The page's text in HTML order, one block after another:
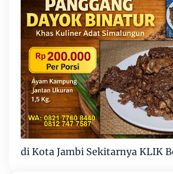
di Kota Jambi Sekitarnya KLIK